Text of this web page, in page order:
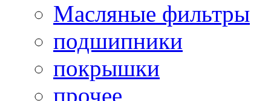
Масляные фильтры
подшипники
покрышки
прочее